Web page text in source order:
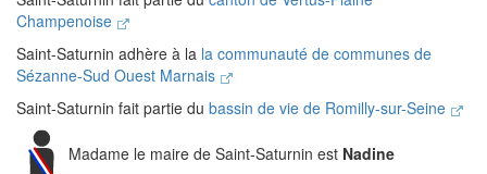
Champenoise
Saint-Saturnin adhère à la la communauté de communes de
Sézanne-Sud Ouest Marnais
Saint-Saturnin fait partie du bassin de vie de Romilly-sur-Seine
Madame le maire de Saint-Saturnin est Nadine